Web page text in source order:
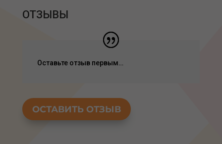
ОТЗЫВЫ
Оставьте отзыв первым…
ОСТАВИТЬ ОТЗЫВ